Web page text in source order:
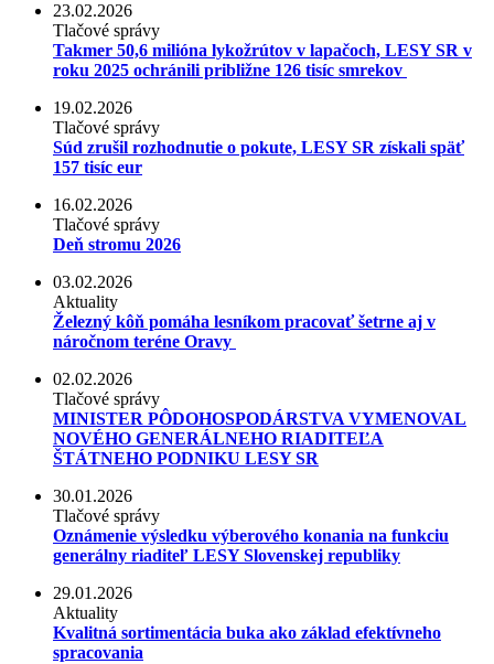
23.02.2026
Tlačové správy
Takmer 50,6 milióna lykožrútov v lapačoch, LESY SR v
roku 2025 ochránili približne 126 tisíc smrekov
19.02.2026
Tlačové správy
Súd zrušil rozhodnutie o pokute, LESY SR získali späť
157 tisíc eur
16.02.2026
Tlačové správy
Deň stromu 2026
03.02.2026
Aktuality
Železný kôň pomáha lesníkom pracovať šetrne aj v
náročnom teréne Oravy
02.02.2026
Tlačové správy
MINISTER PÔDOHOSPODÁRSTVA VYMENOVAL
NOVÉHO GENERÁLNEHO RIADITEĽA
ŠTÁTNEHO PODNIKU LESY SR
30.01.2026
Tlačové správy
Oznámenie výsledku výberového konania na funkciu
generálny riaditeľ LESY Slovenskej republiky
29.01.2026
Aktuality
Kvalitná sortimentácia buka ako základ efektívneho
spracovania